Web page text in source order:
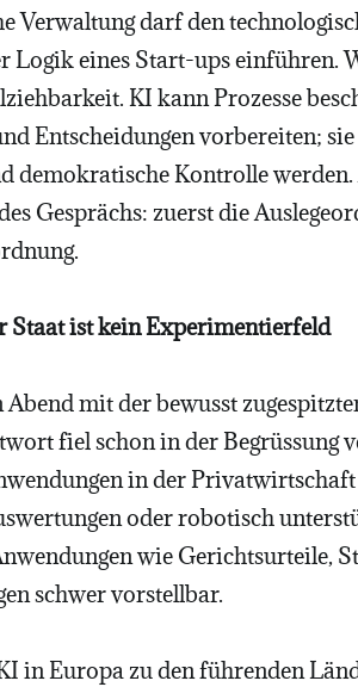
Verwaltung darf den
Logik eines Start-ups einführen.
KI kann Prozesse
Entscheidungen vorbereiten;
Kontrolle werden.
Gesprächs: zuerst die
Staat ist kein Experimentierfeld
mit der bewusst
fiel schon in der Begrüssung
in der
oder robotisch
wie Gerichtsurteile,
schwer vorstellbar.
in Europa zu den führenden